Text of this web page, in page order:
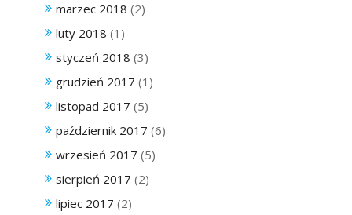
marzec 2018 (2)
luty 2018 (1)
styczeń 2018 (3)
grudzień 2017 (1)
listopad 2017 (5)
październik 2017 (6)
wrzesień 2017 (5)
sierpień 2017 (2)
lipiec 2017 (2)